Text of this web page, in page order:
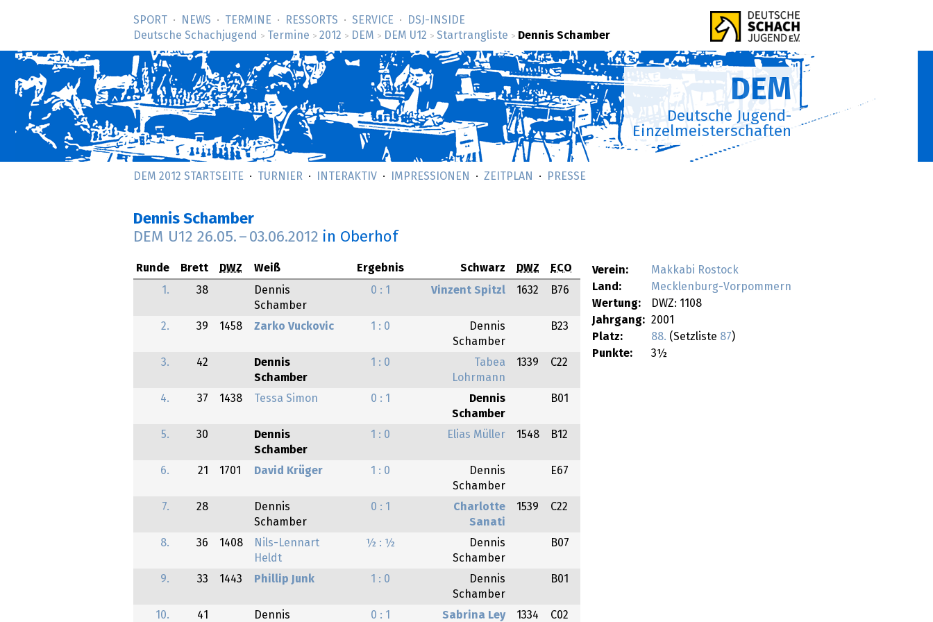
SPORT NEWS TERMINE RESSORTS SERVICE
DSJ-­INSIDE
Deutsche Schachjugend
> Termine > 2012 > DEM > DEM U12 > Startrangliste > Dennis Schamber
DEM
Deutsche Jugend-
Einzelmeisterschaften
DEM 2012 STARTSEITE TURNIER INTERAKTIV IMPRESSIONEN ZEITPLAN PRESSE
Dennis Schamber
DEM U12 26.05. – 03.06.2012 in Oberhof
Verein:
Makkabi Rostock
Land:
Mecklenburg-Vorpommern
Wertung:
DWZ: 1108
Jahrgang: 2001
Platz:
88. (Setzliste 87)
Punkte:
3½
Runde Brett DWZ Weiß Ergebnis Schwarz DWZ
ECO
1.
38
Dennis
Schamber
0 : 1 Vinzent Spitzl 1632 B76
2. 39 1458 Zarko Vuckovic 1 : 0
Dennis
Schamber
B23
3. 42
Dennis
Schamber
1 : 0
Tabea
Lohrmann
1339 C22
4. 37 1438 Tessa Simon 0 : 1
Dennis
Schamber
B01
5. 30
Dennis
Schamber
1 : 0 Elias Müller 1548 B12
6. 21 1701 David Krüger 1 : 0
Dennis
Schamber
E67
7. 28
Dennis
Schamber
0 : 1
Charlotte
Sanati
1539 C22
8. 36 1408
Nils-Lennart
Heldt
½ : ½
Dennis
Schamber
B07
9. 33 1443 Phillip Junk 1 : 0
Dennis
Schamber
B01
10. 41 Dennis 0 : 1 Sabrina Ley 1334 C02